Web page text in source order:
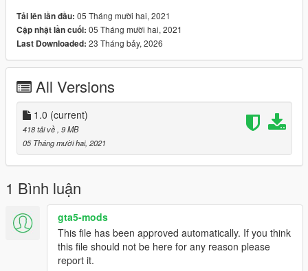
rockstar games the game
Tải lên lần đầu: 05 Tháng mười hai, 2021
Cập nhật lần cuối: 05 Tháng mười hai, 2021
Last Downloaded: 23 Tháng bảy, 2026
All Versions
1.0 (current)
418 tải về, 9 MB
05 Tháng mười hai, 2021
1 Bình luận
gta5-mods
This file has been approved automatically. If you think
this file should not be here for any reason please
report it.